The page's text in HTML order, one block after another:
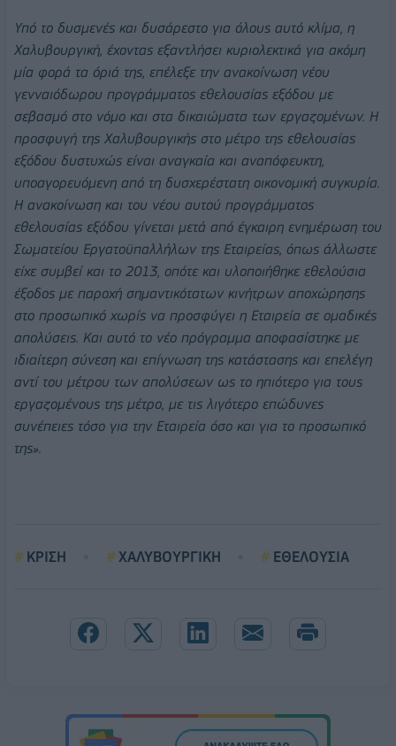
Υπό το δυσμενές και δυσάρεστο για όλους αυτό κλίμα, η
Χαλυβουργική, έχοντας εξαντλήσει κυριολεκτικά για ακόμη
μία φορά τα όριά της, επέλεξε την ανακοίνωση νέου
γενναιόδωρου προγράμματος εθελουσίας εξόδου με
σεβασμό στο νόμο και στα δικαιώματα των εργαζομένων. Η
προσφυγή της Χαλυβουργικής στο μέτρο της εθελουσίας
εξόδου δυστυχώς είναι αναγκαία και αναπόφευκτη,
υποαγορευόμενη από τη δυσχερέστατη οικονομική συγκυρία.
Η ανακοίνωση και του νέου αυτού προγράμματος
εθελουσίας εξόδου γίνεται μετά από έγκαιρη ενημέρωση του
Σωματείου Εργατοϋπαλλήλων της Εταιρείας, όπως άλλωστε
είχε συμβεί και το 2013, οπότε και υλοποιήθηκε εθελούσια
έξοδος με παροχή σημαντικότατων κινήτρων αποχώρησης
στο προσωπικό χωρίς να προσφύγει η Εταιρεία σε ομαδικές
απολύσεις. Και αυτό το νέο πρόγραμμα αποφασίστηκε με
ιδιαίτερη σύνεση και επίγνωση της κατάστασης και επελέγη
αντί του μέτρου των απολύσεων ως το ηπιότερο για τους
εργαζομένους της μέτρο, με τις λιγότερο επώδυνες
συνέπειες τόσο για την Εταιρεία όσο και για το προσωπικό
της».
ΚΡΙΣΗ ΧΑΛΥΒΟΥΡΓΙΚΗ ΕΘΕΛΟΥΣΙΑ